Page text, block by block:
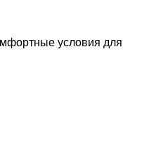
условия для